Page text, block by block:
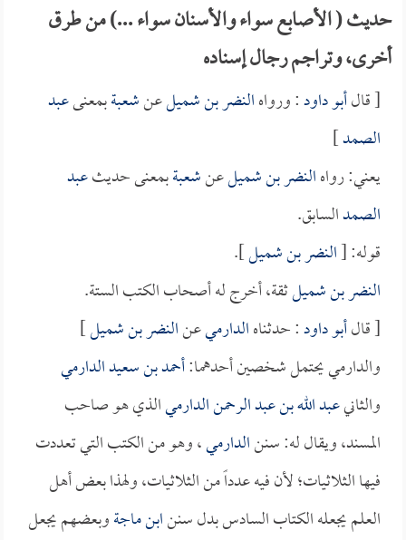
حديث ( الأصابع سواء والأسنان سواء ...) من طرق
أخرى، وتراجم رجال إسناده
[ قالأبو داود: ورواهالنضر بن شميلعنشعبةبمعنىعبد
الصمد]
يعني: رواهالنضر بن شميلعنشعبةبمعنى حديثعبد
الصمدالسابق.
قوله: [النضر بن شميل].
النضر بن شميلثقة، أخرج له أصحاب الكتب الستة.
[ قالأبو داود: حدثناهالدارميعنالنضر بن شميل]
والدارمي يحتمل شخصين أحدهما:أحمد بن سعيد الدارمي
والثانيعبد الله بن عبد الرحمن الدارميالذي هو صاحب
المسند، ويقال له: سننالدارمي، وهو من الكتب التي تعددت
فيها الثلاثيات؛ لأن فيه عدداً من الثلاثيات، ولهذا بعض أهل
العلم يجعله الكتاب السادس بدل سننابن ماجةوبعضهم يجعل